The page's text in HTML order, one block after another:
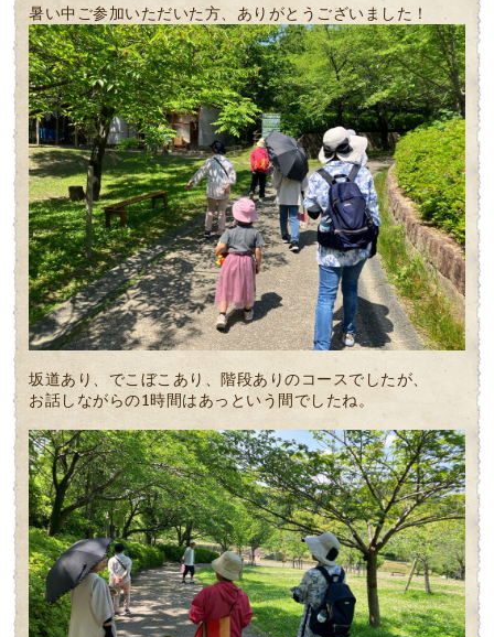
暑い中ご参加いただいた方、ありがとうございました！
坂道あり、でこぼこあり、階段ありのコースでしたが、
お話しながらの1時間はあっという間でしたね。